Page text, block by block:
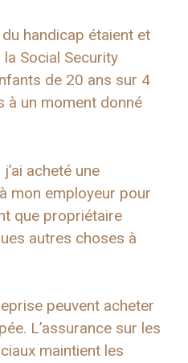
handicap étaient et
Social Security
de 20 ans sur 4
à un moment donné
acheté une
mon employeur pour
que propriétaire
autres choses à
peuvent acheter
L’assurance sur les
maintient les